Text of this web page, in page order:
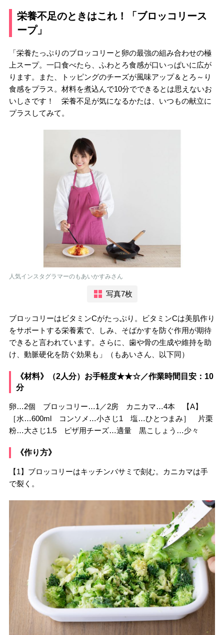
栄養不足のときはこれ！「ブロッコリース
ープ」
「栄養たっぷりのブロッコリーと卵の最強の組み合わせの極
上スープ。一口食べたら、ふわとろ食感が口いっぱいに広が
ります。また、トッピングのチーズが風味アップ＆とろ～り
食感をプラス。材料を煮込んで10分でできるとは思えないお
いしさです！ 栄養不足が気になるかたは、いつもの献立に
プラスしてみて。
人気インスタグラマーのもあいかすみさん
写真7枚
ブロッコリーはビタミンCがたっぷり。ビタミンCは美肌作り
をサポートする栄養素で、しみ、そばかすを防ぐ作用が期待
できると言われています。さらに、歯や骨の生成や維持を助
け、動脈硬化を防ぐ効果も」（もあいさん、以下同）
《材料》（2人分）お手軽度★★☆／作業時間目安：10
分
卵…2個 ブロッコリー…1／2房 カニカマ…4本 【A】
［水…600ml コンソメ…小さじ1 塩…ひとつまみ］ 片栗
粉…大さじ1.5 ピザ用チーズ…適量 黒こしょう…少々
《作り方》
【1】ブロッコリーはキッチンバサミで刻む。カニカマは手
で裂く。